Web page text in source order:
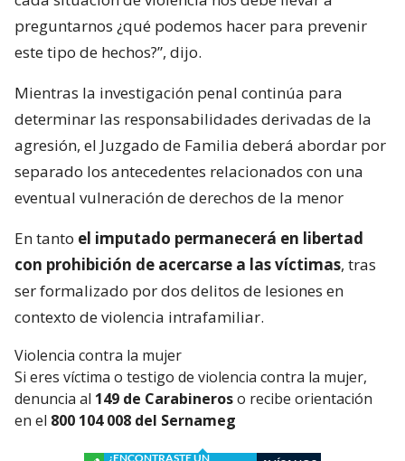
preguntarnos ¿qué podemos hacer para prevenir
este tipo de hechos?”, dijo.
Mientras la investigación penal continúa para
determinar las responsabilidades derivadas de la
agresión, el Juzgado de Familia deberá abordar por
separado los antecedentes relacionados con una
eventual vulneración de derechos de la menor
En tanto el imputado permanecerá en libertad
con prohibición de acercarse a las víctimas, tras
ser formalizado por dos delitos de lesiones en
contexto de violencia intrafamiliar.
Violencia contra la mujer
Si eres víctima o testigo de violencia contra la mujer,
denuncia al 149 de Carabineroso recibe orientación
en el 800 104 008 del Sernameg
¿ENCONTRASTE UN